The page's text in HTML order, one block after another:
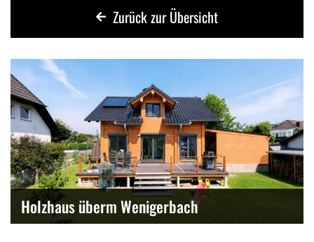
Zurück zur Übersicht
Holzhaus überm Wenigerbach